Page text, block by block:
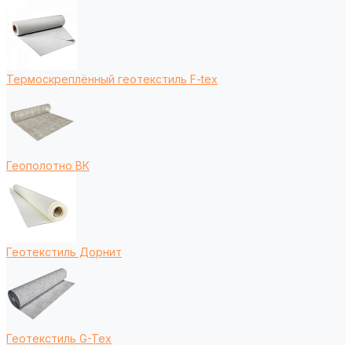
Термоскреплённый геотекстиль F-tex
Геополотно ВК
Геотекстиль Дорнит
Геотекстиль G-Tex